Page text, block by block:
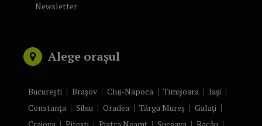
Newsletter
Alege orașul
București Brașov Cluj-Napoca Timișoara
Iași
Constanța
Sibiu Oradea Târgu Mureș
Galați